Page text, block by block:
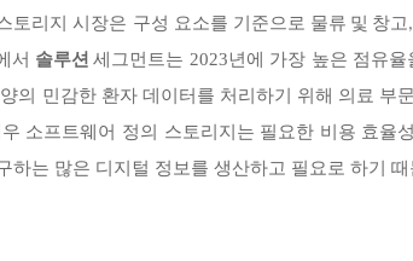
토리지 시장은 구성 요소를 기준으로 물류 및 창고
서 솔루션세그먼트는 2023년에 가장 높은 점유
의 민감한 환자 데이터를 처리하기 위해 의료 부
소프트웨어 정의 스토리지는 필요한 비용 효율
하는 많은 디지털 정보를 생산하고 필요로 하기